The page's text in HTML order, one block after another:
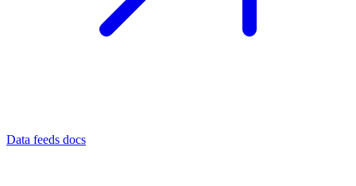
Data feeds docs